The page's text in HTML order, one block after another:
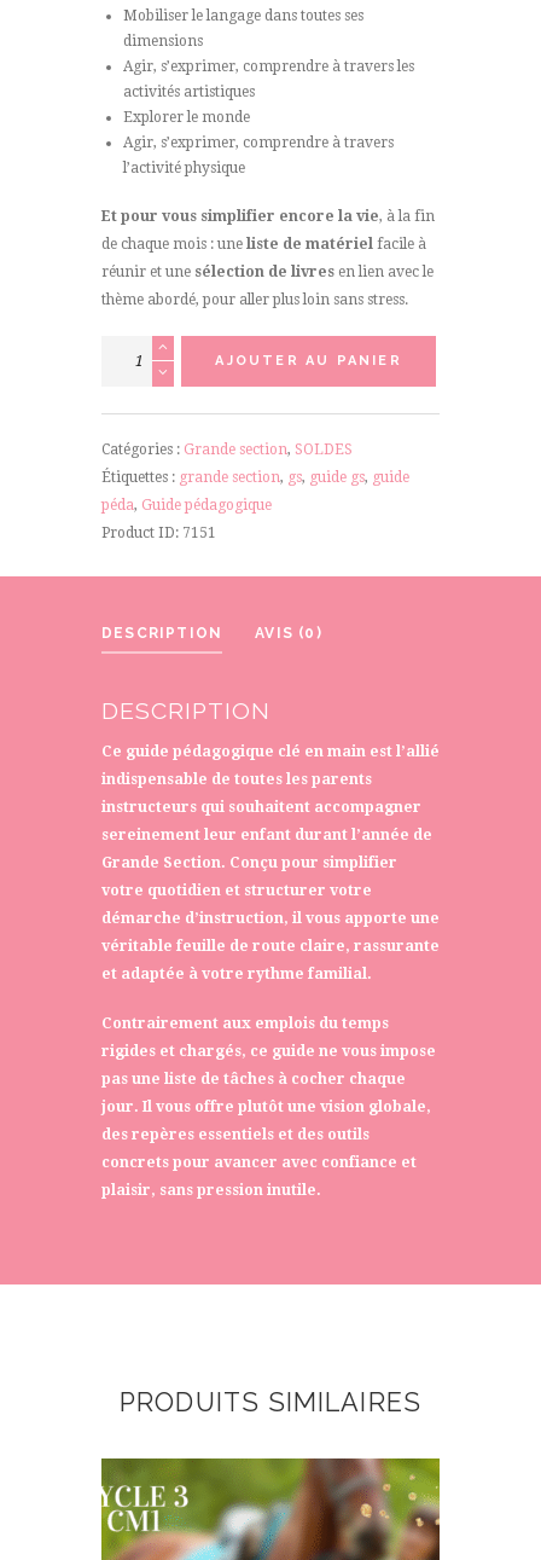
Mobiliser le langage dans toutes ses
dimensions
Agir, s’exprimer, comprendre à travers les
activités artistiques
Explorer le monde
Agir, s’exprimer, comprendre à travers
l’activité physique
Et pour vous simplifier encore la vie, à la fin
de chaque mois : une liste de matériel facile à
réunir et une sélection de livres en lien avec le
thème abordé, pour aller plus loin sans stress.
-
Grande
section
AJOUTER AU PANIER
Catégories : Grande section, SOLDES
Étiquettes : grande section, gs, guide gs, guide
péda, Guide pédagogique
Product ID: 7151
DESCRIPTION AVIS (0)
DESCRIPTION
Ce guide pédagogique clé en main est l’allié
indispensable de toutes les parents
instructeurs qui souhaitent accompagner
sereinement leur enfant durant l’année de
Grande Section. Conçu pour simplifier
votre quotidien et structurer votre
démarche d’instruction, il vous apporte une
véritable feuille de route claire, rassurante
et adaptée à votre rythme familial.
Contrairement aux emplois du temps
rigides et chargés, ce guide ne vous impose
pas une liste de tâches à cocher chaque
jour. Il vous offre plutôt une vision globale,
des repères essentiels et des outils
concrets pour avancer avec confiance et
plaisir, sans pression inutile.
PRODUITS SIMILAIRES